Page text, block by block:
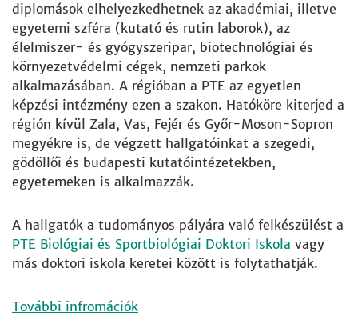
diplomások elhelyezkedhetnek az akadémiai, illetve
egyetemi szféra (kutató és rutin laborok), az
élelmiszer- és gyógyszeripar, biotechnológiai és
környezetvédelmi cégek, nemzeti parkok
alkalmazásában. A régióban a PTE az egyetlen
képzési intézmény ezen a szakon. Hatóköre kiterjed a
régión kívül Zala, Vas, Fejér és Győr-Moson-Sopron
megyékre is, de végzett hallgatóinkat a szegedi,
gödöllői és budapesti kutatóintézetekben,
egyetemeken is alkalmazzák.
A hallgatók a tudományos pályára való felkészülést a
PTE Biológiai és Sportbiológiai Doktori Iskola vagy
más doktori iskola keretei között is folytathatják.
További infromációk